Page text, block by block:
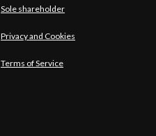
Sole shareholder
Privacy and Cookies
Terms of Service